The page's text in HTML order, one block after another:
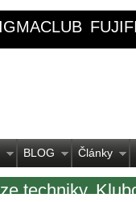
BLOG Články
techniky